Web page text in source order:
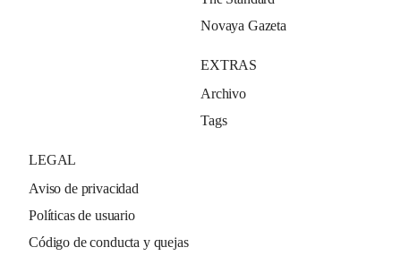
Novaya Gazeta
EXTRAS
Archivo
Tags
LEGAL
Aviso de privacidad
Políticas de usuario
Código de conducta y quejas